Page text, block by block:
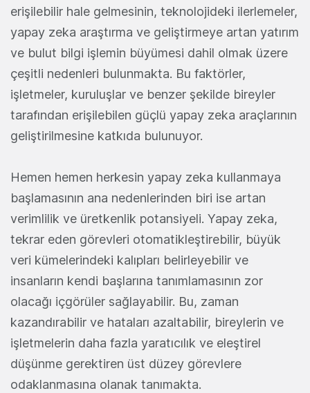
erişilebilir hale gelmesinin, teknolojideki ilerlemeler,
yapay zeka araştırma ve geliştirmeye artan yatırım
ve bulut bilgi işlemin büyümesi dahil olmak üzere
çeşitli nedenleri bulunmakta. Bu faktörler,
işletmeler, kuruluşlar ve benzer şekilde bireyler
tarafından erişilebilen güçlü yapay zeka araçlarının
geliştirilmesine katkıda bulunuyor.
Hemen hemen herkesin yapay zeka kullanmaya
başlamasının ana nedenlerinden biri ise artan
verimlilik ve üretkenlik potansiyeli. Yapay zeka,
tekrar eden görevleri otomatikleştirebilir, büyük
veri kümelerindeki kalıpları belirleyebilir ve
insanların kendi başlarına tanımlamasının zor
olacağı içgörüler sağlayabilir. Bu, zaman
kazandırabilir ve hataları azaltabilir, bireylerin ve
işletmelerin daha fazla yaratıcılık ve eleştirel
düşünme gerektiren üst düzey görevlere
odaklanmasına olanak tanımakta.